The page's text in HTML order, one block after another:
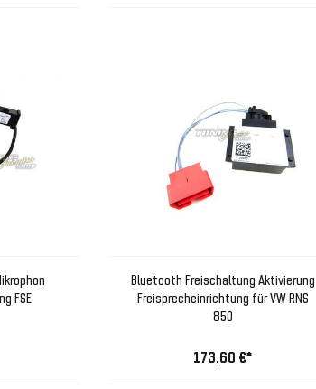
FSE
Bluetooth Freischaltung Aktivierung
Freisprecheinrichtung für VW RNS
850
173,60 €*